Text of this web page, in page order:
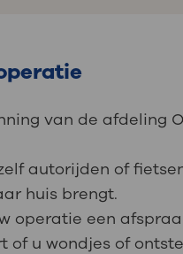
van de afdeling
autorijden of
huis brengt.
operatie een
of u wondjes of